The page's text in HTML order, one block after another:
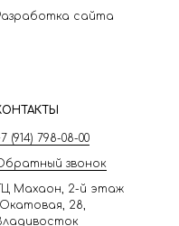
сайта
(914) 798-08-00
звонок
Махаон, 2-й этаж
28,